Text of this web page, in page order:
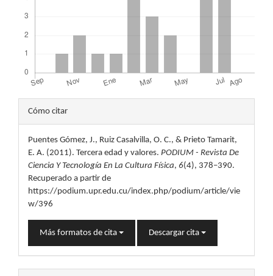
Detalles
del
artículo
Cómo citar
Puentes Gómez, J., Ruiz Casalvilla, O. C., & Prieto Tamarit,
E. A. (2011). Tercera edad y valores. PODIUM - Revista De
Ciencia Y Tecnología En La Cultura Física, 6(4), 378–390.
Recuperado a partir de
https://podium.upr.edu.cu/index.php/podium/article/vie
w/396
Más formatos de cita Descargar cita